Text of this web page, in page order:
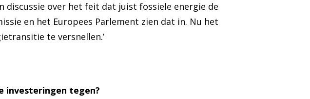
over het feit dat juist fossiele energie de
en het Europees Parlement zien dat in. Nu het
te versnellen.’
investeringen tegen?